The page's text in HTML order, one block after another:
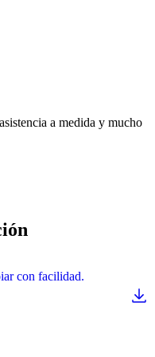
a medida y mucho
con facilidad.